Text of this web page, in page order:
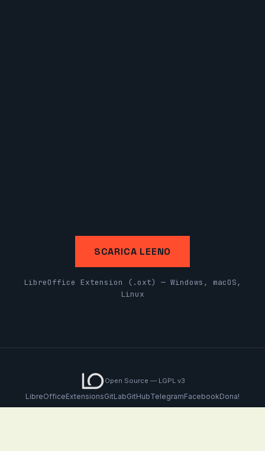
SCARICA LEENO
LibreOffice Extension (.oxt) — Windows, macOS,
Linux
Open Source — LGPL v3
LibreOfficeExtensionsGitLabGitHubTelegramFacebookDona!